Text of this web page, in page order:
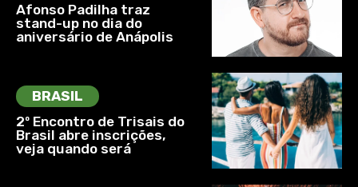
Afonso Padilha traz
stand-up no dia do
aniversário de Anápolis
BRASIL
2º Encontro de Trisais do
Brasil abre inscrições,
veja quando será